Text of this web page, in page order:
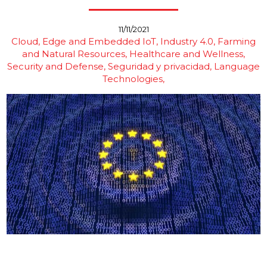
11/11/2021
Cloud, Edge and Embedded IoT Industry 4.0 Farming
and Natural Resources Healthcare and Wellness
Security and Defense Seguridad y privacidad Language
Technologies